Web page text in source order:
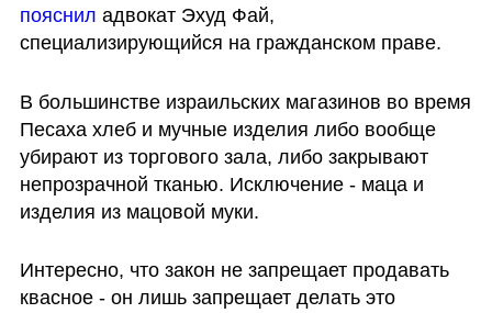
пояснил адвокат Эхуд Фай,
специализирующийся на гражданском праве.
В большинстве израильских магазинов во время
Песаха хлеб и мучные изделия либо вообще
убирают из торгового зала, либо закрывают
непрозрачной тканью. Исключение - маца и
изделия из мацовой муки.
Интересно, что закон не запрещает продавать
квасное - он лишь запрещает делать это